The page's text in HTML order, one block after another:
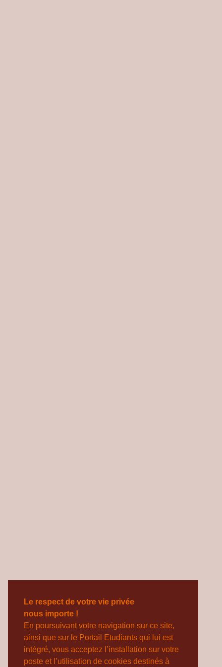
Le respect de votre vie privée
nous importe !
En poursuivant votre navigation sur ce site,
ainsi que sur le Portail Etudiants qui lui est
intégré, vous acceptez l’installation sur votre
poste et l’utilisation de cookies destinés à